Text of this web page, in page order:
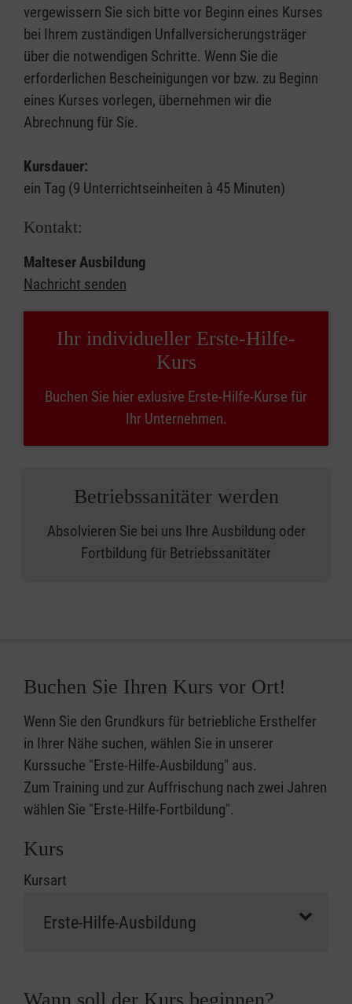
vergewissern Sie sich bitte vor Beginn eines Kurses
bei Ihrem zuständigen Unfallversicherungsträger
über die notwendigen Schritte. Wenn Sie die
erforderlichen Bescheinigungen vor bzw. zu Beginn
eines Kurses vorlegen, übernehmen wir die
Abrechnung für Sie.
Kursdauer:
ein Tag (9 Unterrichtseinheiten à 45 Minuten)
Kontakt:
Malteser Ausbildung
Nachricht senden
Ihr individueller Erste-Hilfe-
Kurs
Buchen Sie hier exlusive Erste-Hilfe-Kurse für
Ihr Unternehmen.
Betriebssanitäter werden
Absolvieren Sie bei uns Ihre Ausbildung oder
Fortbildung für Betriebssanitäter
Buchen Sie Ihren Kurs vor Ort!
Wenn Sie den Grundkurs für betriebliche Ersthelfer
in Ihrer Nähe suchen, wählen Sie in unserer
Kurssuche "Erste-Hilfe-Ausbildung" aus.
Zum Training und zur Auffrischung nach zwei Jahren
wählen Sie "Erste-Hilfe-Fortbildung".
Kurs
Kursart